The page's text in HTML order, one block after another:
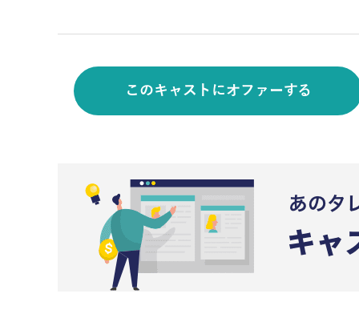
このキャストにオファーする